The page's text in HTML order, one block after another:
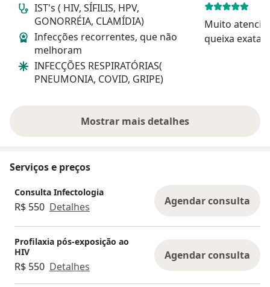
IST's ( HIV, SÍFILIS, HPV,
GONORRÉIA, CLAMÍDIA)
Infecções recorrentes, que não
melhoram
INFECÇÕES RESPIRATÓRIAS(
PNEUMONIA, COVID, GRIPE)
Muito
queixa
Mostrar mais detalhes
sobre a experiência
Serviços e preços
Consulta Infectologia
R$ 550 Detalhes Agendar consulta
Profilaxia pós-exposição ao
HIV
R$ 550 Detalhes
Agendar consulta